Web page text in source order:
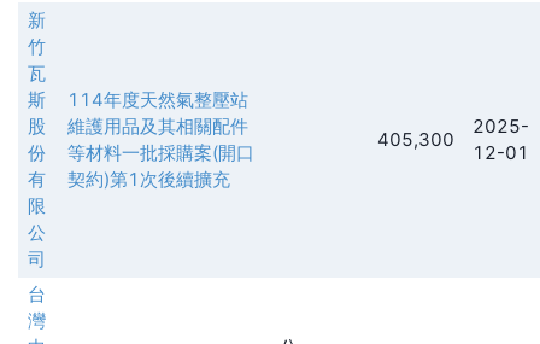
新
竹
瓦
斯
股
份
有
限
公
司
114年度天然氣整壓站
維護用品及其相關配件
等材料一批採購案(開口
契約)第1次後續擴充
405,300
2025-
12-01
台
灣